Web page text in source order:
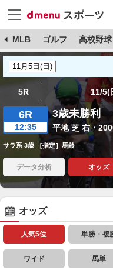
MLB ゴルフ 高校野球
5R 11/5(
6R
12:35
3歳未勝利
平地 芝 右・
サラ系 3歳 ［指定］馬齢
データ分析 オッズ
オッズ
人気5位 単勝・複
ワイド 馬単